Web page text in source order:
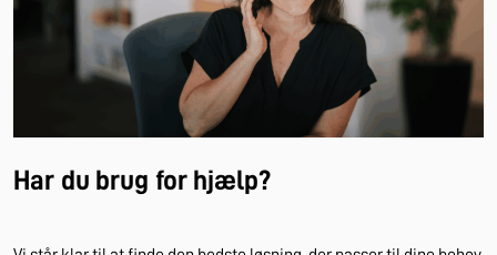
Har du brug for hjælp?